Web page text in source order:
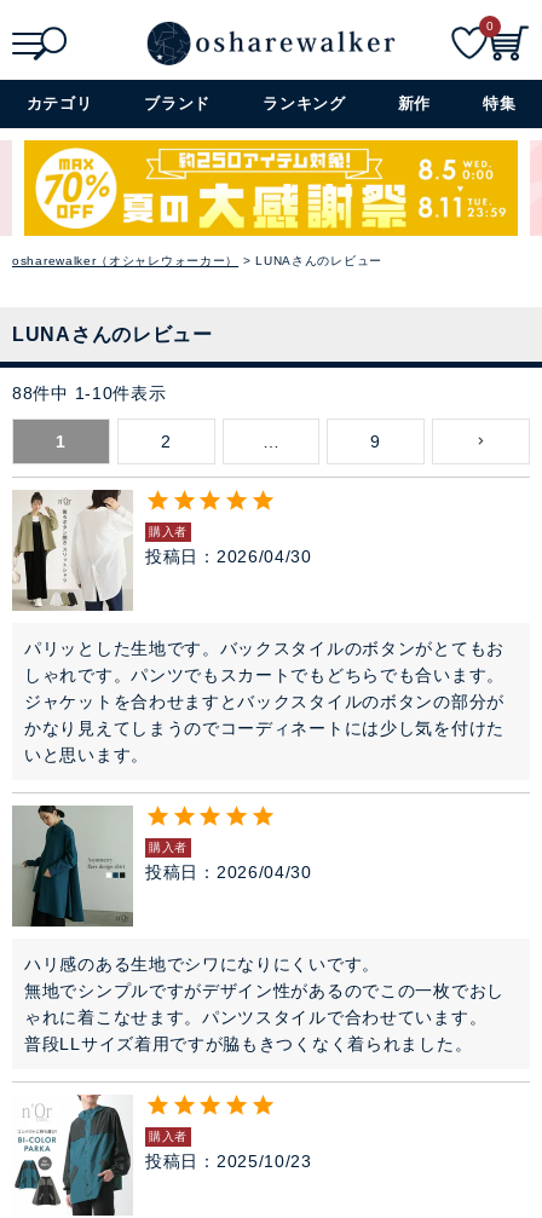
詳細検索+
0
カテゴリ ブランド ランキング 新作 特集
osharewalker（オシャレウォーカー） LUNAさんのレビュー
LUNAさんのレビュー
88件中 1-10件表示
1 2 9
購入者
投稿日 2026/04/30
パリッとした生地です。バックスタイルのボタンがとてもお
しゃれです。パンツでもスカートでもどちらでも合います。
ジャケットを合わせますとバックスタイルのボタンの部分が
かなり見えてしまうのでコーディネートには少し気を付けた
いと思います。
購入者
投稿日 2026/04/30
ハリ感のある生地でシワになりにくいです。
無地でシンプルですがデザイン性があるのでこの一枚でおし
ゃれに着こなせます。パンツスタイルで合わせています。
普段LLサイズ着用ですが脇もきつくなく着られました。
購入者
投稿日 2025/10/23